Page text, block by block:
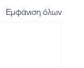
Εμφάνιση όλων